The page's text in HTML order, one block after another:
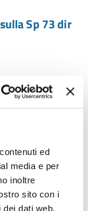
ed
media e per
inoltre
sito con i
dati web,
Sp 73 dir
2025 sulle